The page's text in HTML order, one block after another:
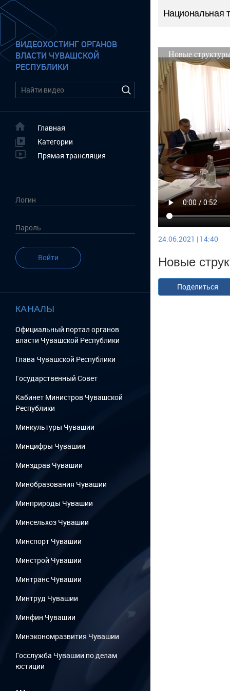
ВИДЕОХОСТИНГ ОРГАНОВ
ВЛАСТИ ЧУВАШСКОЙ
РЕСПУБЛИКИ
Главная
Категории
Прямая трансляция
Войти
КАНАЛЫ
Официальный портал органов
власти Чувашской Республики
Глава Чувашской Республики
Государственный Cовет
Кабинет Министров Чувашской
Республики
Минкультуры Чувашии
Минцифры Чувашии
Минздрав Чувашии
Минобразования Чувашии
Минприроды Чувашии
Минсельхоз Чувашии
Минспорт Чувашии
Минстрой Чувашии
Минтранс Чувашии
Минтруд Чувашии
Минфин Чувашии
Минэкономразвития Чувашии
Госслужба Чувашии по делам
юстиции
...
Национальная
24.06.2021 | 14:40
Новые
Поделиться